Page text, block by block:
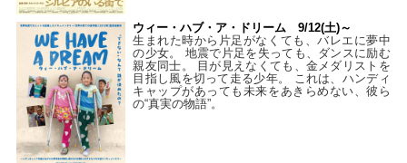
ウィー・ハブ・ア・ドリーム 9/12(土)～
生まれた時から片足がなくても、バレエに夢中
の少女。 地震で片足を失っても、ダンスに励む
親友同士。 目が見えなくても、金メダリストを
目指し風を切って走る少年。 これは、ハンディ
キャップがあっても未来をあきらめない、彼ら
の“真実の物語”。